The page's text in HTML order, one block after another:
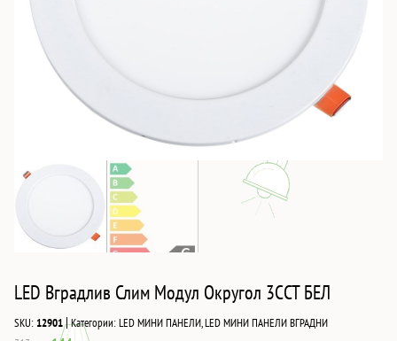
LED Вградлив Слим Модул Округол 3CCT БЕЛ
SKU:12901|Категории:LED МИНИ ПАНЕЛИ,LED МИНИ ПАНЕЛИ ВГРАДНИ